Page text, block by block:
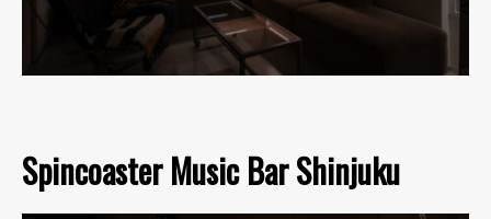
Spincoaster Music Bar Shinjuku